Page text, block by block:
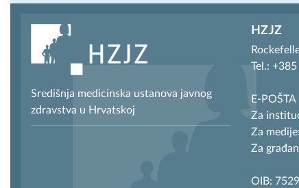
Središnja medicinska ustanova javnog
zdravstva u Hrvatskoj
HZJZ
Tel.:
E-POŠTA
Za
Za
Za
OIB: